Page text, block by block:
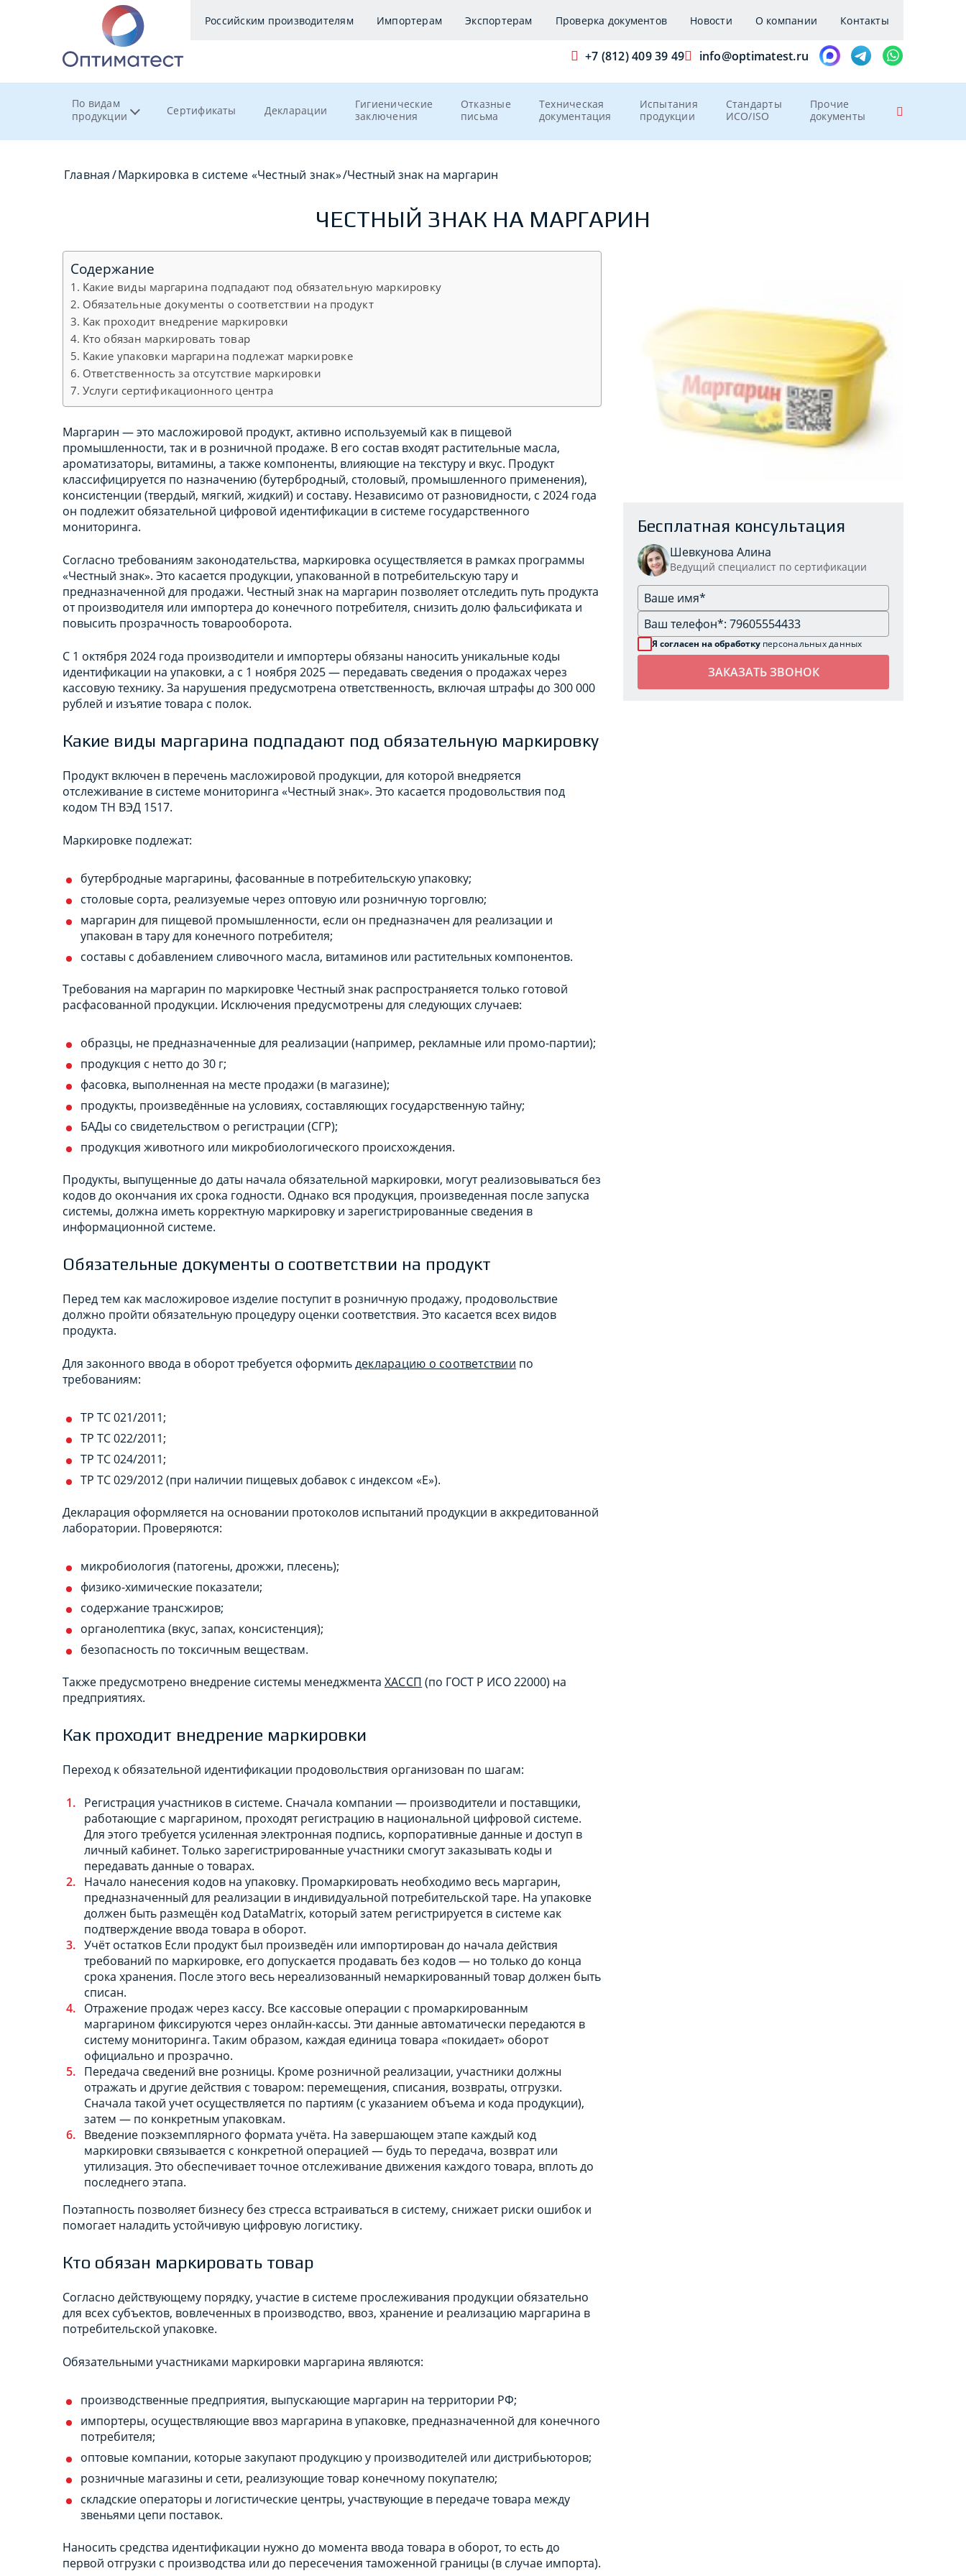
Российским производителям Импортерам Экспортерам Проверка документов Новости О компании Контакты
+7 (812) 409 39 49 info@optimatest.ru
По видам
продукции
Сертификаты Декларации
Гигиенические
заключения
Отказные
письма
Техническая
документация
Испытания
продукции
Стандарты
ИСО/ISO
Прочие
документы
Главная/Маркировка в системе «Честный знак»/Честный знак на маргарин
ЧЕСТНЫЙ ЗНАК НА МАРГАРИН
Содержание
Какие виды маргарина подпадают под обязательную маркировку
Обязательные документы о соответствии на продукт
Как проходит внедрение маркировки
Кто обязан маркировать товар
Какие упаковки маргарина подлежат маркировке
Ответственность за отсутствие маркировки
Услуги сертификационного центра
Маргарин — это масложировой продукт, активно используемый как в пищевой
промышленности, так и в розничной продаже. В его состав входят растительные масла,
ароматизаторы, витамины, а также компоненты, влияющие на текстуру и вкус. Продукт
классифицируется по назначению (бутербродный, столовый, промышленного применения),
консистенции (твердый, мягкий, жидкий) и составу. Независимо от разновидности, с 2024 года
он подлежит обязательной цифровой идентификации в системе государственного
мониторинга.
Согласно требованиям законодательства, маркировка осуществляется в рамках программы
«Честный знак». Это касается продукции, упакованной в потребительскую тару и
предназначенной для продажи. Честный знак на маргарин позволяет отследить путь продукта
от производителя или импортера до конечного потребителя, снизить долю фальсификата и
повысить прозрачность товарооборота.
С 1 октября 2024 года производители и импортеры обязаны наносить уникальные коды
идентификации на упаковки, а с 1 ноября 2025 — передавать сведения о продажах через
кассовую технику. За нарушения предусмотрена ответственность, включая штрафы до 300 000
рублей и изъятие товара с полок.
Какие виды маргарина подпадают под обязательную маркировку
Продукт включен в перечень масложировой продукции, для которой внедряется
отслеживание в системе мониторинга «Честный знак». Это касается продовольствия под
кодом ТН ВЭД 1517.
Маркировке подлежат:
бутербродные маргарины, фасованные в потребительскую упаковку;
столовые сорта, реализуемые через оптовую или розничную торговлю;
маргарин для пищевой промышленности, если он предназначен для реализации и
упакован в тару для конечного потребителя;
составы с добавлением сливочного масла, витаминов или растительных компонентов.
Требования на маргарин по маркировке Честный знак распространяется только готовой
расфасованной продукции. Исключения предусмотрены для следующих случаев:
образцы, не предназначенные для реализации (например, рекламные или промо-партии);
продукция с нетто до 30 г;
фасовка, выполненная на месте продажи (в магазине);
продукты, произведённые на условиях, составляющих государственную тайну;
БАДы со свидетельством о регистрации (СГР);
продукция животного или микробиологического происхождения.
Продукты, выпущенные до даты начала обязательной маркировки, могут реализовываться без
кодов до окончания их срока годности. Однако вся продукция, произведенная после запуска
системы, должна иметь корректную маркировку и зарегистрированные сведения в
информационной системе.
Обязательные документы о соответствии на продукт
Перед тем как масложировое изделие поступит в розничную продажу, продовольствие
должно пройти обязательную процедуру оценки соответствия. Это касается всех видов
продукта.
Для законного ввода в оборот требуется оформитьдекларацию о соответствии по
требованиям:
ТР ТС 021/2011;
ТР ТС 022/2011;
ТР ТС 024/2011;
ТР ТС 029/2012 (при наличии пищевых добавок с индексом «Е»).
Декларация оформляется на основании протоколов испытаний продукции в аккредитованной
лаборатории. Проверяются:
микробиология (патогены, дрожжи, плесень);
физико-химические показатели;
содержание трансжиров;
органолептика (вкус, запах, консистенция);
безопасность по токсичным веществам.
Также предусмотрено внедрение системы менеджмента ХАССП (по ГОСТ Р ИСО 22000) на
предприятиях.
Как проходит внедрение маркировки
Переход к обязательной идентификации продовольствия организован по шагам:
Регистрация участников в системе. Сначала компании — производители и поставщики,
работающие с маргарином, проходят регистрацию в национальной цифровой системе.
Для этого требуется усиленная электронная подпись, корпоративные данные и доступ в
личный кабинет. Только зарегистрированные участники смогут заказывать коды и
передавать данные о товарах.
Начало нанесения кодов на упаковку. Промаркировать необходимо весь маргарин,
предназначенный для реализации в индивидуальной потребительской таре. На упаковке
должен быть размещён код DataMatrix, который затем регистрируется в системе как
подтверждение ввода товара в оборот.
Учёт остатков Если продукт был произведён или импортирован до начала действия
требований по маркировке, его допускается продавать без кодов — но только до конца
срока хранения. После этого весь нереализованный немаркированный товар должен быть
списан.
Отражение продаж через кассу. Все кассовые операции с промаркированным
маргарином фиксируются через онлайн-кассы. Эти данные автоматически передаются в
систему мониторинга. Таким образом, каждая единица товара «покидает» оборот
официально и прозрачно.
Передача сведений вне розницы. Кроме розничной реализации, участники должны
отражать и другие действия с товаром: перемещения, списания, возвраты, отгрузки.
Сначала такой учет осуществляется по партиям (с указанием объема и кода продукции),
затем — по конкретным упаковкам.
Введение поэкземплярного формата учёта. На завершающем этапе каждый код
маркировки связывается с конкретной операцией — будь то передача, возврат или
утилизация. Это обеспечивает точное отслеживание движения каждого товара, вплоть до
последнего этапа.
Поэтапность позволяет бизнесу без стресса встраиваться в систему, снижает риски ошибок и
помогает наладить устойчивую цифровую логистику.
Кто обязан маркировать товар
Согласно действующему порядку, участие в системе прослеживания продукции обязательно
для всех субъектов, вовлеченных в производство, ввоз, хранение и реализацию маргарина в
потребительской упаковке.
Обязательными участниками маркировки маргарина являются:
производственные предприятия, выпускающие маргарин на территории РФ;
импортеры, осуществляющие ввоз маргарина в упаковке, предназначенной для конечного
потребителя;
оптовые компании, которые закупают продукцию у производителей или дистрибьюторов;
розничные магазины и сети, реализующие товар конечному покупателю;
складские операторы и логистические центры, участвующие в передаче товара между
звеньями цепи поставок.
Наносить средства идентификации нужно до момента ввода товара в оборот, то есть до
первой отгрузки с производства или до пересечения таможенной границы (в случае импорта).
Бесплатная консультация
Шевкунова Алина
Ведущий специалист по сертификации
Я согласен на обработку персональных данных